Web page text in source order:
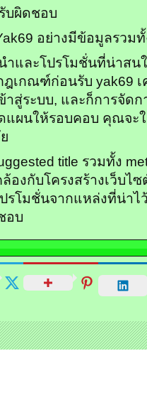
บผิดชอบ
อย่างมีข้อมูลรวม
ำและโปรโมชั่นที่น่าสน
เกณฑ์ก่อนรับ yak69
าสู่ระบบ, และก็การจัด
แผนให้รอบคอบ คุณจะ
title รวมทั้ง
องกับโครงสร้างเว็บไ
รโมชั่นจากแหล่งที่น่าไ
อบ